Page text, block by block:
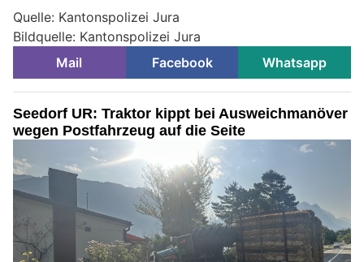
Quelle: Kantonspolizei Jura
Bildquelle: Kantonspolizei Jura
Mail
Facebook Whatsapp
Seedorf UR: Traktor kippt bei Ausweichmanöver
wegen Postfahrzeug auf die Seite